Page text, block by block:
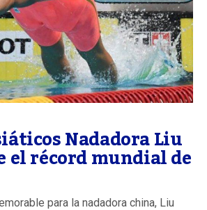
Nadadora Liu
el récord mundial de
para la nadadora china, Liu